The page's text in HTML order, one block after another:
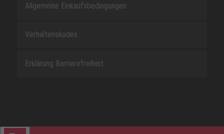
Allgemeine Einkaufsbedingungen
Verhaltenskodex
Erklärung Barrierefreiheit